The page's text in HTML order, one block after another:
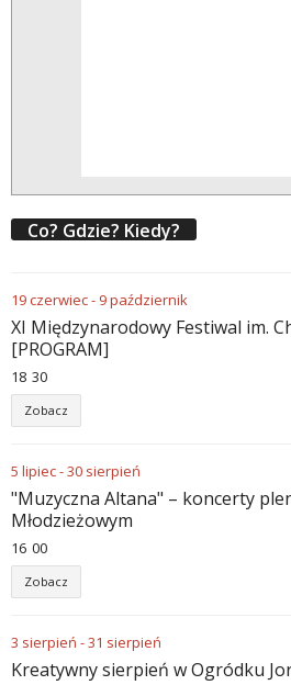
Co? Gdzie? Kiedy?
19czerwiec- 9październik
XI Międzynarodowy Festiwal im.
[PROGRAM]
18 30
Zobacz
5 lipiec-30 sierpień
"Muzyczna Altana" – koncerty
Młodzieżowym
16 00
Zobacz
3 sierpień -31 sierpień
Kreatywny sierpień w Ogródku